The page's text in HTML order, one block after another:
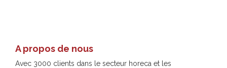
A propos de nous
Avec 3000 clients dans le secteur horeca et les